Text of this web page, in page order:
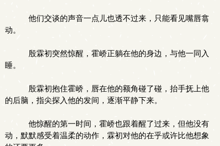
他们交谈的声音一点儿也透不过来，只能看见嘴唇翕
动。
殷霖初突然惊醒，霍峤正躺在他的身边，与他一同入
睡。
殷霖初抱住霍峤，唇在他的额角碰了碰，抬手抚上他
的后脑，指尖探入他的发间，逐渐平静下来。
他惊醒的第一时间，霍峤也跟着醒了过来，但他没有
动，默默感受着温柔的动作，霖初对他的在乎或许比他想象